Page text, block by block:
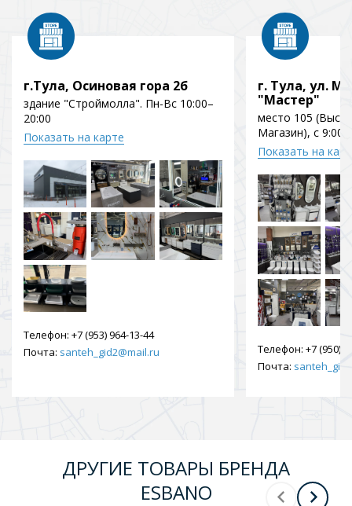
г.Тула, Осиновая гора 2б
здание "Строймолла". Пн-Вс 10:00–
20:00
Показать на карте
Телефон: +7 (953) 964-13-44
Почта: santeh_gid2@mail.ru
г. Тула, ул.
"Мастер"
место 105
Магазин), с 9:00
Показать на
Телефон: +7 (950)
Почта:
ДРУГИЕ ТОВАРЫ БРЕНДА
ESBANO